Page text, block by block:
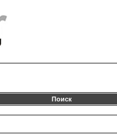
Поиск